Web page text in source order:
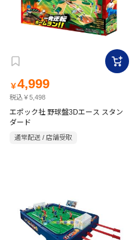
￥4,999
税込￥5,498
エポック社 野球盤3Dエース スタン
ダード
通常配送 / 店舗受取